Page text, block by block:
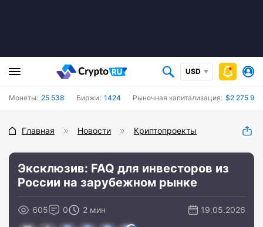
USD
Монеты: 25 538 Биржи: 1424 Рыночная капитализация: $2 275
Главная Новости Криптопроекты
Эксклюзив: FAQ для инвесторов из
России на зарубежном рынке
605 0 2 мин 19.05.2026